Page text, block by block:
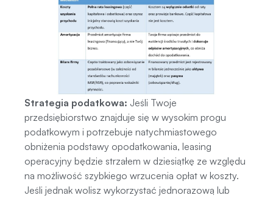
Strategia podatkowa: Jeśli Twoje
przedsiębiorstwo znajduje się w wysokim progu
podatkowym i potrzebuje natychmiastowego
obniżenia podstawy opodatkowania, leasing
operacyjny będzie strzałem w dziesiątkę ze względu
na możliwość szybkiego wrzucenia opłat w koszty.
Jeśli jednak wolisz wykorzystać jednorazową lub